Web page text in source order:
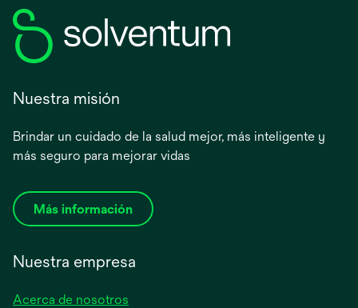
Nuestra misión
Brindar un cuidado de la salud mejor, más inteligente y
más seguro para mejorar vidas
Más información
Nuestra empresa
Acerca de nosotros